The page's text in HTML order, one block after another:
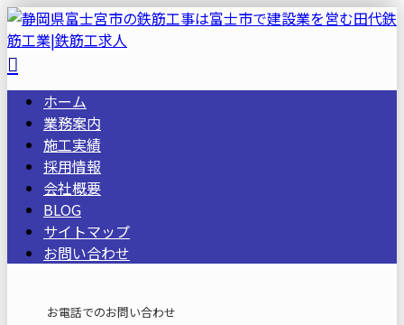
ホーム
業務案内
施工実績
採用情報
会社概要
BLOG
サイトマップ
お問い合わせ
お電話でのお問い合わせ